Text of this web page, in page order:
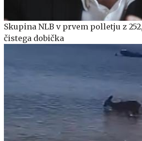
Skupina NLB v prvem polletju z
čistega dobička